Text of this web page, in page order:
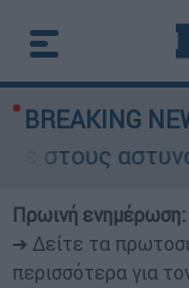
BREAKING
στους
Πρωινή ενημέρωση:
➔ Δείτε τα
περισσότερα για